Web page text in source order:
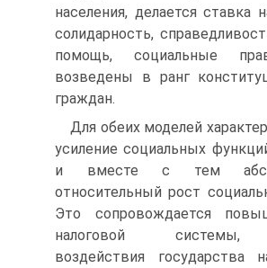
населения, делается ставка
солидарность,
помощь, социальные
возведены в ранг
граждан.
Для обеих моделей
усиление социальных
и вместе с тем
относительный рост
Это сопровождается
налоговой системы,
воздействия государства